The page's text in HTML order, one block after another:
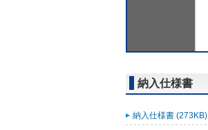
納入仕様書
納入仕様書 (273KB)